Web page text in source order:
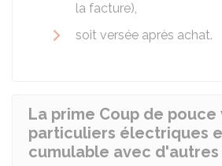
la facture),
soit versée après achat.
La prime Coup de
particuliers électriques
cumulable avec d'autres